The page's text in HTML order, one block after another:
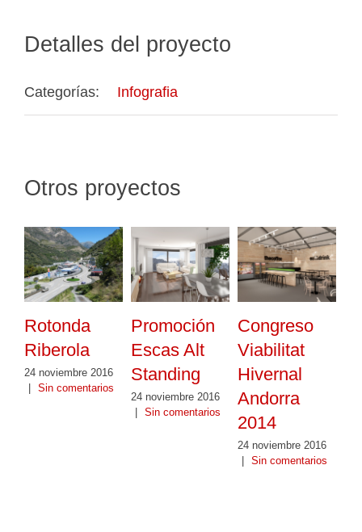
Detalles del proyecto
Categorías: Infografia
Otros proyectos
Rotonda
Riberola
24 noviembre 2016
Sin comentarios
Promoción
Escas Alt
Standing
24 noviembre 2016
Sin comentarios
Congreso
Viabilitat
Hivernal
Andorra
2014
24 noviembre 2016
Sin comentarios